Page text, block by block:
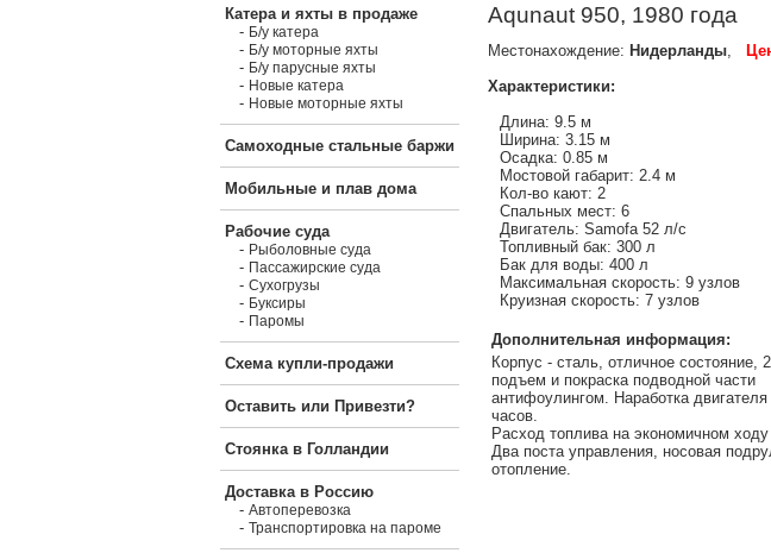
Катера и яхты в продаже
- Б/у катера
- Б/у моторные яхты
- Б/у парусные яхты
- Новые катера
- Новые моторные яхты
Самоходные стальные баржи
Мобильные и плав дома
Рабочие суда
- Рыболовные суда
- Пассажирские суда
- Сухогрузы
- Буксиры
- Паромы
Схема купли-продажи
Оставить или Привезти?
Стоянка в Голландии
Доставка в Россию
- Автоперевозка
- Транспортировка на пароме
Aqunaut 950, 1980 года
Местонахождение: Нидерланды,
Характеристики:
Длина: 9.5 м
Ширина: 3.15 м
Осадка: 0.85 м
Мостовой габарит: 2.4 м
Кол-во кают: 2
Спальных мест: 6
Двигатель: Samofa 52 л/с
Топливный бак: 300 л
Бак для воды: 400 л
Максимальная скорость: 9 узлов
Круизная скорость: 7 узлов
Дополнительная информация:
Корпус - сталь, отличное состояние,
подъем и покраска подводной части
антифоулингом. Наработка двигателя
часов.
Расход топлива на экономичном ходу
Два поста управления, носовая
отопление.